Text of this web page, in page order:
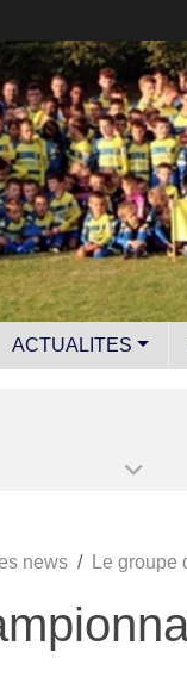
ACTUALITES
news Le groupe